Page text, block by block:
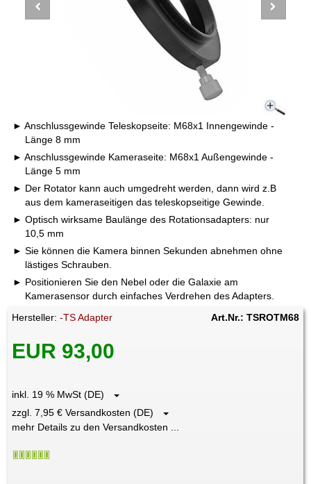
Anschlussgewinde Teleskopseite: M68x1 Innengewinde -
Länge 8 mm
Anschlussgewinde Kameraseite: M68x1 Außengewinde -
Länge 5 mm
Der Rotator kann auch umgedreht werden, dann wird z.B
aus dem kameraseitigen das teleskopseitige Gewinde.
Optisch wirksame Baulänge des Rotationsadapters: nur
10,5 mm
Sie können die Kamera binnen Sekunden abnehmen ohne
lästiges Schrauben.
Positionieren Sie den Nebel oder die Galaxie am
Kamerasensor durch einfaches Verdrehen des Adapters.
Hersteller:-TS Adapter Art.Nr.: TSROTM68
EUR 93,00
inkl. 19 % MwSt (DE)
zzgl. 7,95 € Versandkosten (DE)
mehr Details zu den Versandkosten ...